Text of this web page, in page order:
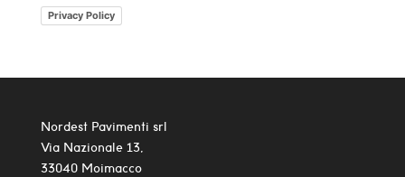
Privacy Policy
Nordest Pavimenti srl
Via Nazionale 13,
33040 Moimacco